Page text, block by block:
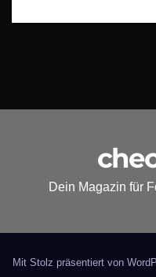
Dein Magazin für
Mit Stolz präsentiert von